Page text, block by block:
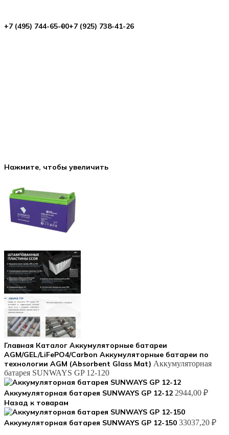
+7 (495) 744-65-00+7 (925) 738-41-26
Нажмите, чтобы увеличить
Главная Каталог Аккумуляторные батареи
AGM/GEL/LiFePO4/Carbon Аккумуляторные батареи по
технологии AGM (Absorbent Glass Mat) Аккумуляторная
батарея SUNWAYS GP 12-120
Аккумуляторная батарея SUNWAYS GP 12-12 2944,00 ₽
Назад к товарам
Аккумуляторная батарея SUNWAYS GP 12-150 33037,20 ₽